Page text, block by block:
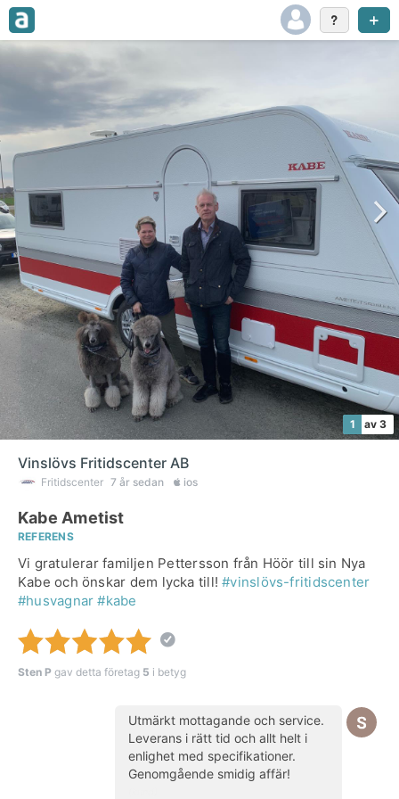
1 av 3
Vinslövs Fritidscenter AB
Fritidscenter 7 år sedan ios
Kabe Ametist
REFERENS
Vi gratulerar familjen Pettersson från Höör till sin Nya
Kabe och önskar dem lycka till!#vinslövs-fritidscenter
#husvagnar #kabe
Sten P gav detta företag 5 i betyg
Utmärkt mottagande och service.
Leverans i rätt tid och allt helt i
enlighet med specifikationer.
Genomgående smidig affär!